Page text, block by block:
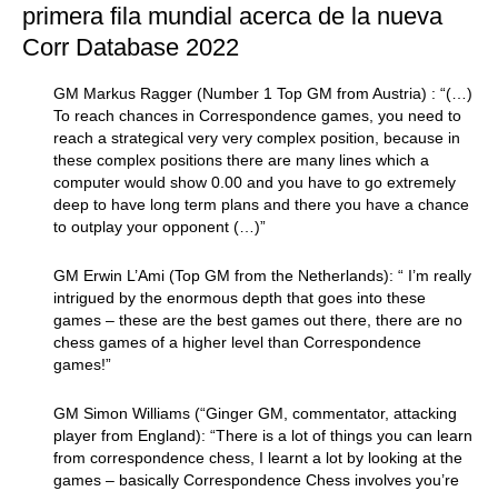
primera fila mundial acerca de la nueva
Corr Database 2022
GM Markus Ragger (Number 1 Top GM from Austria) : “(…)
To reach chances in Correspondence games, you need to
reach a strategical very very complex position, because in
these complex positions there are many lines which a
computer would show 0.00 and you have to go extremely
deep to have long term plans and there you have a chance
to outplay your opponent (…)”
GM Erwin L’Ami (Top GM from the Netherlands): “ I’m really
intrigued by the enormous depth that goes into these
games – these are the best games out there, there are no
chess games of a higher level than Correspondence
games!”
GM Simon Williams (“Ginger GM, commentator, attacking
player from England): “There is a lot of things you can learn
from correspondence chess, I learnt a lot by looking at the
games – basically Correspondence Chess involves you’re